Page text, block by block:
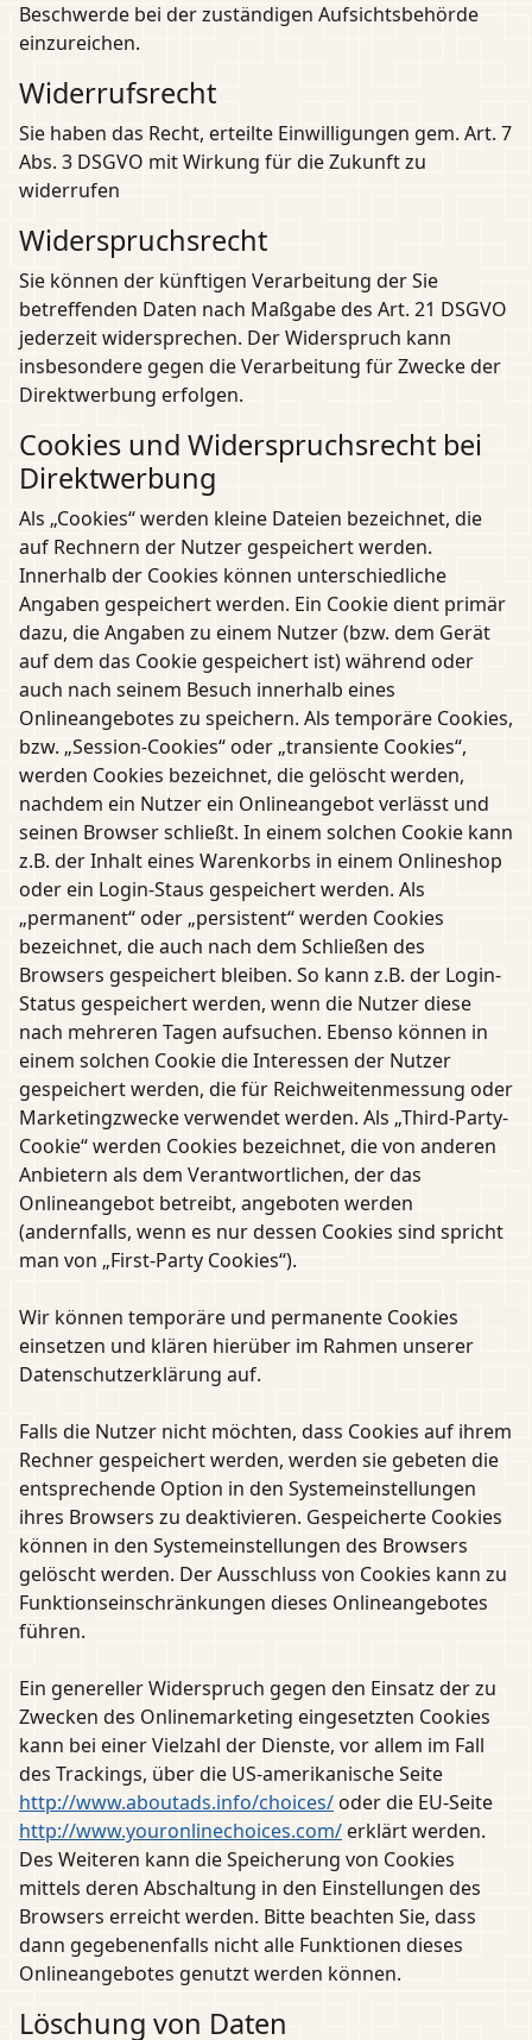
Beschwerde bei der zuständigen Aufsichtsbehörde
einzureichen.
Widerrufsrecht
Sie haben das Recht, erteilte Einwilligungen gem. Art. 7
Abs. 3 DSGVO mit Wirkung für die Zukunft zu
widerrufen
Widerspruchsrecht
Sie können der künftigen Verarbeitung der Sie
betreffenden Daten nach Maßgabe des Art. 21 DSGVO
jederzeit widersprechen. Der Widerspruch kann
insbesondere gegen die Verarbeitung für Zwecke der
Direktwerbung erfolgen.
Cookies und Widerspruchsrecht bei
Direktwerbung
Als „Cookies“ werden kleine Dateien bezeichnet, die
auf Rechnern der Nutzer gespeichert werden.
Innerhalb der Cookies können unterschiedliche
Angaben gespeichert werden. Ein Cookie dient primär
dazu, die Angaben zu einem Nutzer (bzw. dem Gerät
auf dem das Cookie gespeichert ist) während oder
auch nach seinem Besuch innerhalb eines
Onlineangebotes zu speichern. Als temporäre Cookies,
bzw. „Session-Cookies“ oder „transiente Cookies“,
werden Cookies bezeichnet, die gelöscht werden,
nachdem ein Nutzer ein Onlineangebot verlässt und
seinen Browser schließt. In einem solchen Cookie kann
z.B. der Inhalt eines Warenkorbs in einem Onlineshop
oder ein Login-Staus gespeichert werden. Als
„permanent“ oder „persistent“ werden Cookies
bezeichnet, die auch nach dem Schließen des
Browsers gespeichert bleiben. So kann z.B. der Login-
Status gespeichert werden, wenn die Nutzer diese
nach mehreren Tagen aufsuchen. Ebenso können in
einem solchen Cookie die Interessen der Nutzer
gespeichert werden, die für Reichweitenmessung oder
Marketingzwecke verwendet werden. Als „Third-Party-
Cookie“ werden Cookies bezeichnet, die von anderen
Anbietern als dem Verantwortlichen, der das
Onlineangebot betreibt, angeboten werden
(andernfalls, wenn es nur dessen Cookies sind spricht
man von „First-Party Cookies“).
Wir können temporäre und permanente Cookies
einsetzen und klären hierüber im Rahmen unserer
Datenschutzerklärung auf.
Falls die Nutzer nicht möchten, dass Cookies auf ihrem
Rechner gespeichert werden, werden sie gebeten die
entsprechende Option in den Systemeinstellungen
ihres Browsers zu deaktivieren. Gespeicherte Cookies
können in den Systemeinstellungen des Browsers
gelöscht werden. Der Ausschluss von Cookies kann zu
Funktionseinschränkungen dieses Onlineangebotes
führen.
Ein genereller Widerspruch gegen den Einsatz der zu
Zwecken des Onlinemarketing eingesetzten Cookies
kann bei einer Vielzahl der Dienste, vor allem im Fall
des Trackings, über die US-amerikanische Seite
http://www.aboutads.info/choices/oder die EU-Seite
http://www.youronlinechoices.com/erklärt werden.
Des Weiteren kann die Speicherung von Cookies
mittels deren Abschaltung in den Einstellungen des
Browsers erreicht werden. Bitte beachten Sie, dass
dann gegebenenfalls nicht alle Funktionen dieses
Onlineangebotes genutzt werden können.
Löschung von Daten